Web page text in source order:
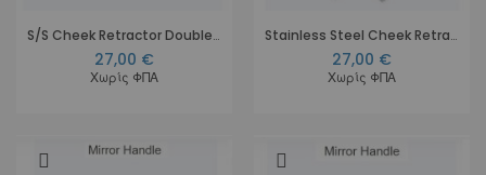
S/S Cheek Retractor Double Ended
27,00 €
Χωρίς ΦΠΑ
Stainless Steel Cheek Retractor Auto
27,00 €
Χωρίς ΦΠΑ